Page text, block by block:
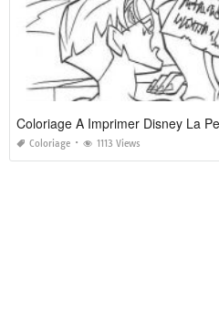
Coloriage A Imprimer Disney La
Coloriage 1113 Views